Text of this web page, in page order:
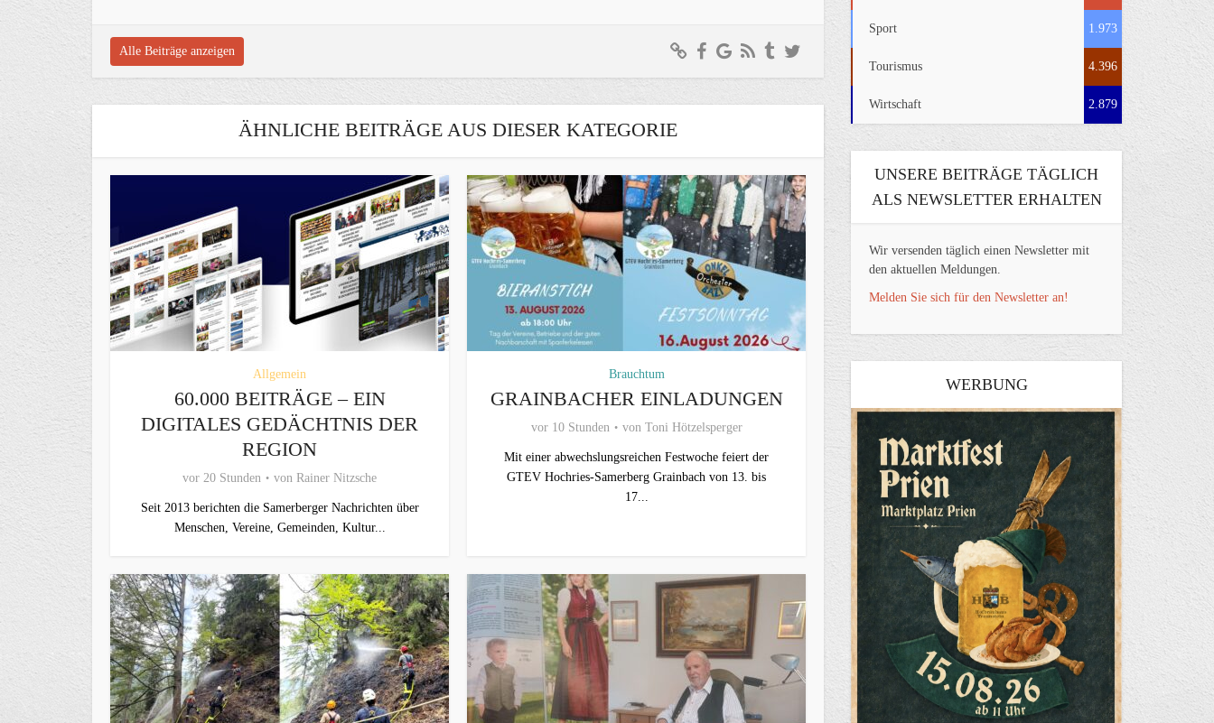
Alle Beiträge anzeigen
ÄHNLICHE BEITRÄGE AUS DIESER KATEGORIE
Allgemein
60.000 BEITRÄGE – EIN
DIGITALES GEDÄCHTNIS DER
REGION
vor 20 Stunden von Rainer Nitzsche
Seit 2013 berichten die Samerberger Nachrichten über
Menschen, Vereine, Gemeinden, Kultur...
Brauchtum
GRAINBACHER EINLADUNGEN
vor 10 Stunden von Toni Hötzelsperger
Mit einer abwechslungsreichen Festwoche feiert der
GTEV Hochries-Samerberg Grainbach von 13. bis
17...
Sport 1.973
Tourismus 4.396
Wirtschaft 2.879
UNSERE BEITRÄGE TÄGLICH
ALS NEWSLETTER ERHALTEN
Wir versenden täglich einen Newsletter mit
den aktuellen Meldungen.
Melden Sie sich für den Newsletter an!
WERBUNG